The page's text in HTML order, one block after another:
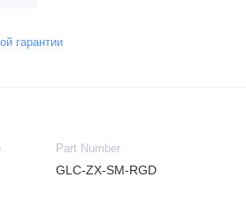
гарантии
Part Number
GLC‐ZX‐SM‐RGD